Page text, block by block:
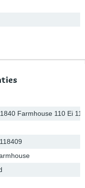
Farmhouse 110 Ei